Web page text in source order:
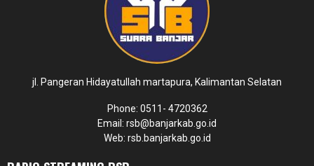
jl. Pangeran Hidayatullah martapura, Kalimantan Selatan
Phone: 0511- 4720362
Email: rsb@banjarkab.go.id
Web: rsb.banjarkab.go.id